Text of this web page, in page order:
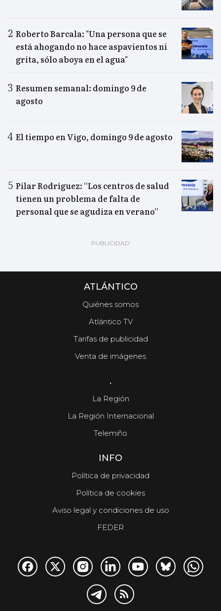
Roberto Barcala: "Una persona que se
está ahogando no hace aspavientos ni
grita, sólo aboya en el agua"
Resumen semanal: domingo 9 de
agosto
El tiempo en Vigo, domingo 9 de agosto
Pilar Rodríguez: “Los centros de salud
tienen un problema de falta de
personal que se agudiza en verano”
ATLÁNTICO
Quiénes somos
Atlántico TV
Tarifas de publicidad
Venta de imágenes
.
La Región
La Región Internacional
Telemiño
INFO
Política de privacidad
Política de cookies
Aviso legal y condiciones de uso
FEDER